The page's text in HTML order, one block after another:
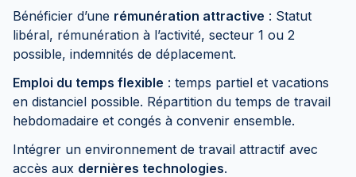
Bénéficier d’une rémunération attractive : Statut
libéral, rémunération à l’activité, secteur 1 ou 2
possible, indemnités de déplacement.
Emploi du temps flexible : temps partiel et vacations
en distanciel possible. Répartition du temps de travail
hebdomadaire et congés à convenir ensemble.
Intégrer un environnement de travail attractif avec
accès aux dernières technologies.